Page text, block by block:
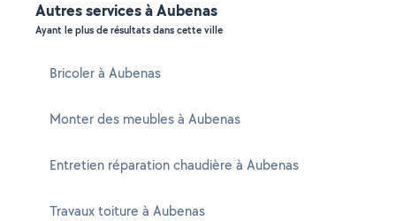
Autres services à Aubenas
Ayant le plus de résultats dans cette ville
Bricoler à Aubenas
Monter des meubles à Aubenas
Entretien réparation chaudière à Aubenas
Travaux toiture à Aubenas